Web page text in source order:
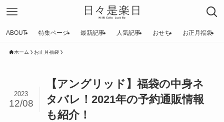
ABOUT 特集ページ 最新記事 人気記事 おせち お正月福袋
ホーム お正月福袋
【アングリッド】福袋の中身ネ
タバレ！2021年の予約通販情報
も紹介！
2023
12/08